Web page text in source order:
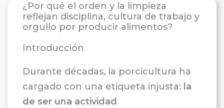
¿Por qué el orden y la limpieza
reflejan disciplina, cultura de trabajo y
orgullo por producir alimentos?
Introducción
Durante décadas, la porcicultura ha
cargado con una etiqueta injusta: la
de ser una actividad